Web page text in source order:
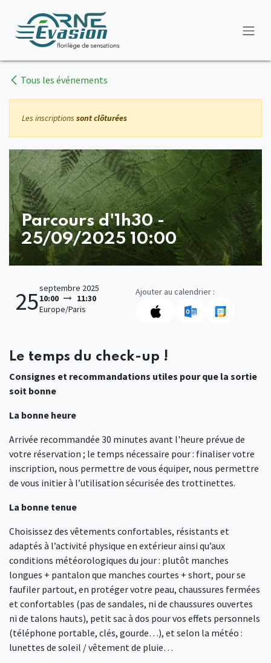
Tous les événements
Les inscriptions sont clôturées
Parcours d'1h30 -
25/09/2025 10:00
25septembre 2025
10:00
11:30
Europe/Paris
Ajouter au calendrier :
Le temps du check-up !
Consignes et recommandations utiles pour que la sortie
soit bonne
La bonne heure
Arrivée recommandée 30 minutes avant l'heure prévue de
votre réservation ; le temps nécessaire pour : finaliser votre
inscription, nous permettre de vous équiper, nous permettre
de vous initier à l’utilisation sécurisée des trottinettes.
La bonne tenue
Choisissez des vêtements confortables, résistants et
adaptés à l’activité physique en extérieur ainsi qu’aux
conditions météorologiques du jour : plutôt manches
longues + pantalon que manches courtes + short, pour se
faufiler partout, en protéger votre peau, chaussures fermées
et confortables (pas de sandales, ni de chaussures ouvertes
ni de talons hauts), petit sac à dos pour vos effets personnels
(téléphone portable, clés, gourde…), et selon la météo :
lunettes de soleil / vêtement de pluie…